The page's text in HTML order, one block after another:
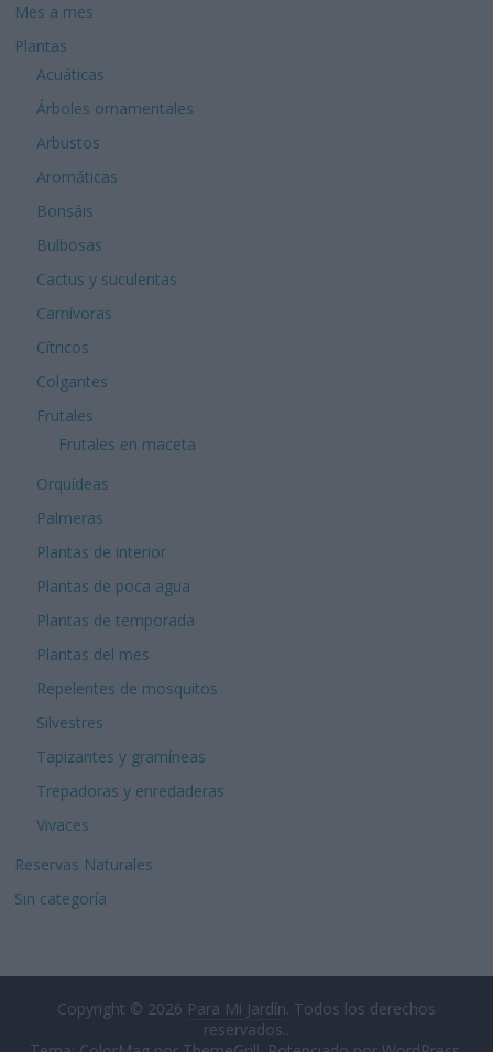
Mes a mes
Plantas
Acuáticas
Árboles ornamentales
Arbustos
Aromáticas
Bonsáis
Bulbosas
Cactus y suculentas
Carnívoras
Cítricos
Colgantes
Frutales
Frutales en maceta
Orquídeas
Palmeras
Plantas de interior
Plantas de poca agua
Plantas de temporada
Plantas del mes
Repelentes de mosquitos
Silvestres
Tapizantes y gramíneas
Trepadoras y enredaderas
Vivaces
Reservas Naturales
Sin categoría
Copyright © 2026 Para Mi Jardín . Todos los derechos
reservados..